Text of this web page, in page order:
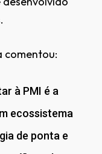
comentou:
à PMI é a
ecossistema
de ponta e